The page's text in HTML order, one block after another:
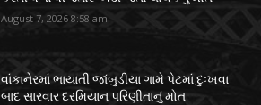
August 7, 2026 8:58 am
વાંકાનેરમાં ભાયાતી જાંબુડીયા ગામે પેટમાં દુઃખવા
બાદ સારવાર દરમિયાન પરિણીતાનું મોત